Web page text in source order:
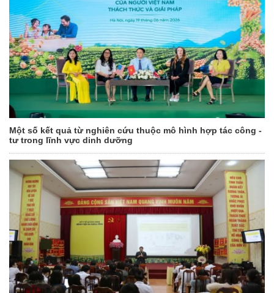
Một số kết quả từ nghiên cứu thuộc mô hình hợp tác công -
tư trong lĩnh vực dinh dưỡng